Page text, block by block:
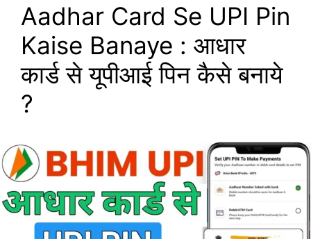
Aadhar Card Se UPI Pin
Kaise Banaye : आधार
कार्ड से यूपीआई पिन कैसे बनाये
?